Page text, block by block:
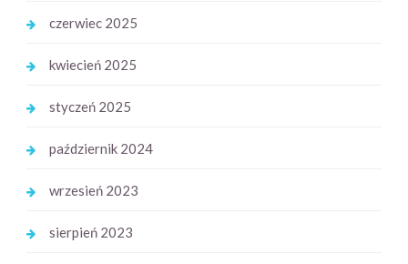
czerwiec 2025
kwiecień 2025
styczeń 2025
październik 2024
wrzesień 2023
sierpień 2023